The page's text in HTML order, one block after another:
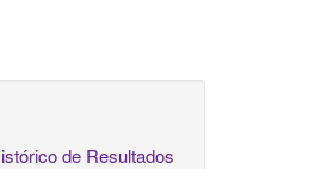
de Resultados